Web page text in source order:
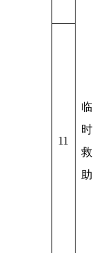
临
时
救
助
11